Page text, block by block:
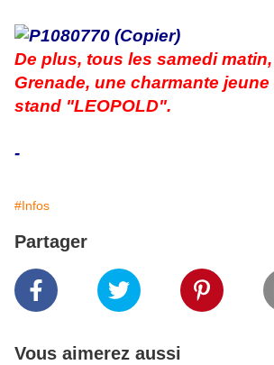
De plus, tous les samedi
Grenade, une charmante
stand "LEOPOLD".
-
#Infos
Partager
Vous aimerez aussi